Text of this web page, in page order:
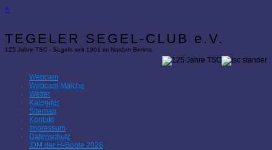
×
TEGELER SEGEL-CLUB e.V.
125 Jahre TSC - Segeln seit 1901 im Norden Berlins
Webcam
Webcam Malche
Wetter
Kalender
Sitemap
Kontakt
Impressum
Datenschutz
IDM der H-Boote 2026